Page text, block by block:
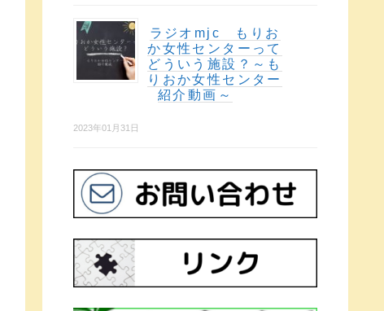
ラジオmjc もりお
か女性センターって
どういう施設？～も
りおか女性センター
紹介動画～
2023年01月31日